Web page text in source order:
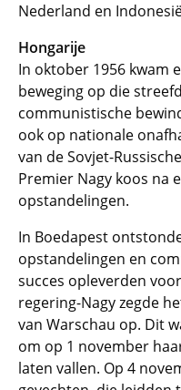
Nederland en
Hongarije
In oktober 1956 kwam
beweging op die
communistische
ook op nationale
van de Sovjet-
Premier Nagy koos na
opstandelingen.
In Boedapest
opstandelingen en
succes opleverden
regering-Nagy zegde
van Warschau op. Dit
om op 1 november
laten vallen. Op 4